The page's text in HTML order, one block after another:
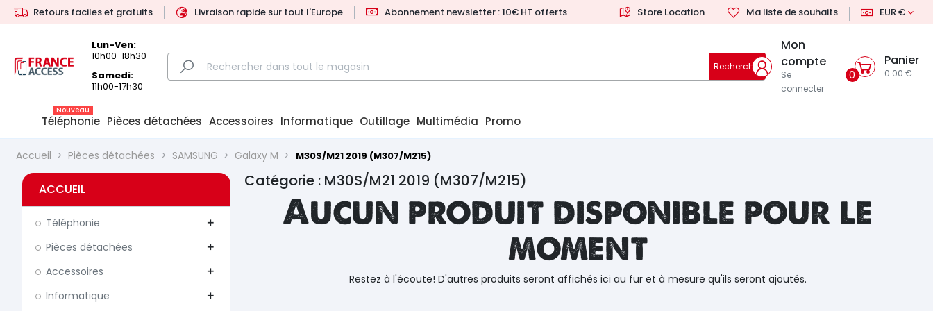
Retours faciles et gratuits Livraison rapide sur tout l'Europe Abonnement newsletter : 10€ HT offerts Store Location Ma liste de souhaits EUR €
Lun-Ven:
10h00-18h30
Samedi:
11h00-17h30
Rechercher
Mon
compte
Se
connecter
0
Panier
0.00 €
Téléphonie
Nouveau
Pièces détachées Accessoires Informatique Outillage Multimédia Promo
Accueil Pièces détachées SAMSUNG Galaxy M M30S/M21 2019 (M307/M215)
ACCUEIL
Téléphonie add
Pièces détachées add
Accessoires add
Informatique add
Catégorie : M30S/M21 2019 (M307/M215)
Aucun produit disponible pour le
moment
Restez à l'écoute! D'autres produits seront affichés ici au fur et à mesure qu'ils seront ajoutés.